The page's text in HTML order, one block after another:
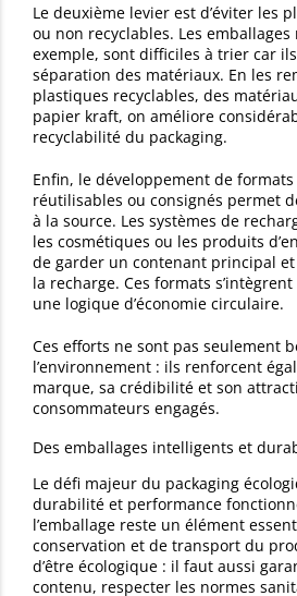
Le deuxième levier est d’éviter les
ou non recyclables. Les
exemple, sont difficiles à trier car
séparation des matériaux. En les
plastiques recyclables, des
papier kraft, on améliore
recyclabilité du packaging.
Enfin, le développement de
réutilisables ou consignés permet
à la source. Les systèmes de
les cosmétiques ou les produits
de garder un contenant principal
la recharge. Ces formats
une logique d’économie circulaire.
Ces efforts ne sont pas seulement
l’environnement : ils renforcent
marque, sa crédibilité et son
consommateurs engagés.
Des emballages intelligents et
Le défi majeur du packaging
durabilité et performance
l’emballage reste un élément
conservation et de transport du
d’être écologique : il faut aussi
contenu, respecter les normes